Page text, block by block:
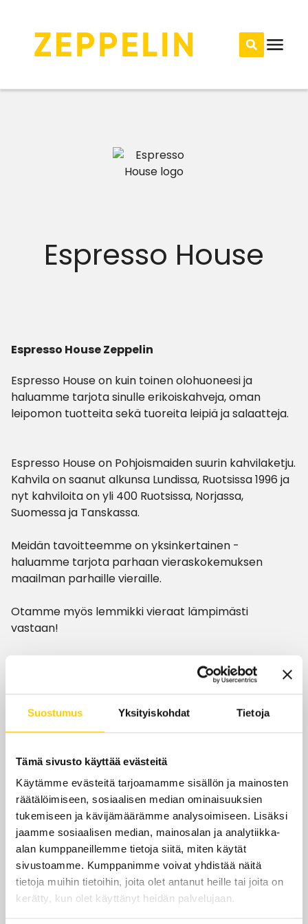
Suostumus Yksityiskohdat Tietoja
Tämä sivusto käyttää evästeitä
Käytämme evästeitä tarjoamamme sisällön ja mainosten
räätälöimiseen, sosiaalisen median ominaisuuksien
tukemiseen ja kävijämäärämme analysoimiseen. Lisäksi
jaamme sosiaalisen median, mainosalan ja analytiikka-
alan kumppaneillemme tietoja siitä, miten käytät
sivustoamme. Kumppanimme voivat yhdistää näitä
tietoja muihin tietoihin, joita olet antanut heille tai joita on
kerätty, kun olet käyttänyt heidän palvelujaan.
Espresso House
Espresso House Zeppelin
Espresso House on kuin toinen olohuoneesi ja
haluamme tarjota sinulle erikoiskahveja, oman
leipomon tuotteita sekä tuoreita leipiä ja salaatteja.
Espresso House on Pohjoismaiden suurin kahvilaketju.
Kahvila on saanut alkunsa Lundissa, Ruotsissa 1996 ja
nyt kahviloita on yli 400 Ruotsissa, Norjassa,
Suomessa ja Tanskassa.
Meidän tavoitteemme on yksinkertainen -
haluamme tarjota parhaan vieraskokemuksen
maailman parhaille vieraille.
Otamme myös lemmikki vieraat lämpimästi
vastaan!
Aukioloajat
la
su
11–18
Yhteystiedot
Espressohouse.com